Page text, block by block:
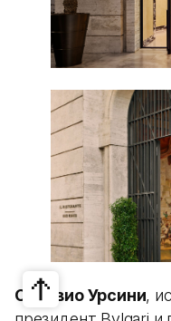
Сильвио Урсини,